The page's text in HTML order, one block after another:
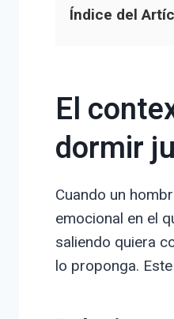
Índice del
El
dormir
Cuando un
emocional en el
saliendo quiera
lo proponga.